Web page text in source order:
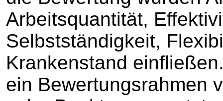
Arbeitsquantität,
Selbstständigkeit,
Krankenstand
ein Bewertungsrahmen